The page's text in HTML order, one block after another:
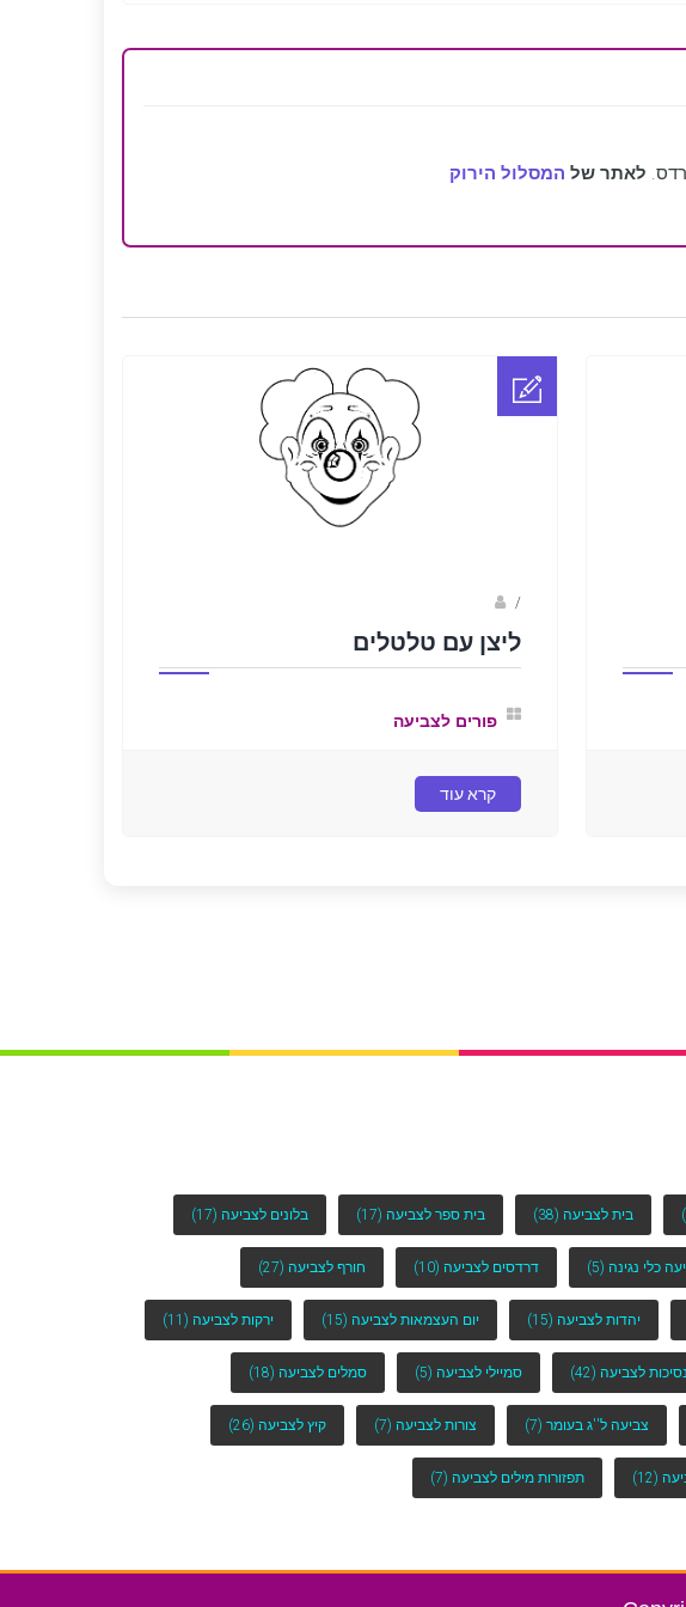
לאתר של המסלול הירוק
/
ליצן עם טלטלים
פורים לצביעה
קרא עוד
בית לצביעה (38) בית ספר לצביעה (17) בלונים לצביעה (17)
כלי נגינה (5) דרדסים לצביעה (10) חורף לצביעה (27)
יהדות לצביעה (15) יום העצמאות לצביעה (15) ירקות לצביעה (11)
נסיכות לצביעה (42) סמיילי לצביעה (5) סמלים לצביעה (18)
צביעה ל''ג בעומר (7) צורות לצביעה (7) קיץ לצביעה (26)
(12) תפזורות מילים לצביעה (7)